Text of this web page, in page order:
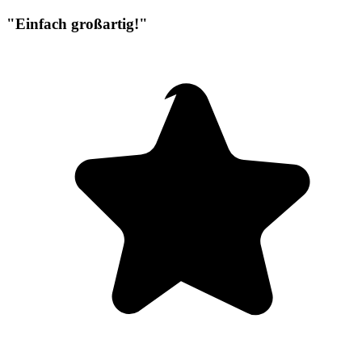
"Einfach großartig!"